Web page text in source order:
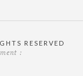
RESERVED
: